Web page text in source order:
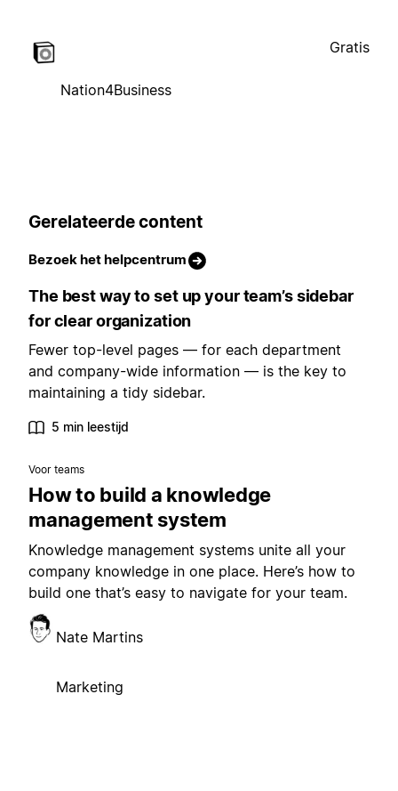
Nation4Business
Gratis
Gerelateerde content
Bezoek het helpcentrum
The best way to set up your team’s sidebar
for clear organization
Fewer top-level pages — for each department
and company-wide information — is the key to
maintaining a tidy sidebar.
5 min leestijd
Voor teams
How to build a knowledge
management system
Knowledge management systems unite all your
company knowledge in one place. Here’s how to
build one that’s easy to navigate for your team.
Nate Martins
Marketing